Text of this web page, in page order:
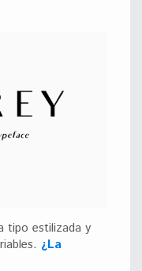
tipo estilizada y
¿La